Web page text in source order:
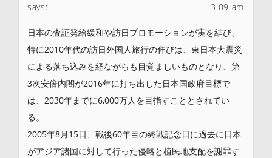
says:
3:09 am
日本の査証発給緩和や訪日プロモーションが実を結び、
特に2010年代の訪日外国人旅行の伸びは、東日本大震災
による落ち込みを経ながらも目覚ましいものとなり、第
3次安倍内閣が2016年に打ち出した日本国政府目標で
は、2030年までに6,000万人を目指すこととされてい
る。
2005年8月15日、戦後60年目の終戦記念日に過去に日本
がアジア諸国に対して行った侵略と植民地支配を謝罪す